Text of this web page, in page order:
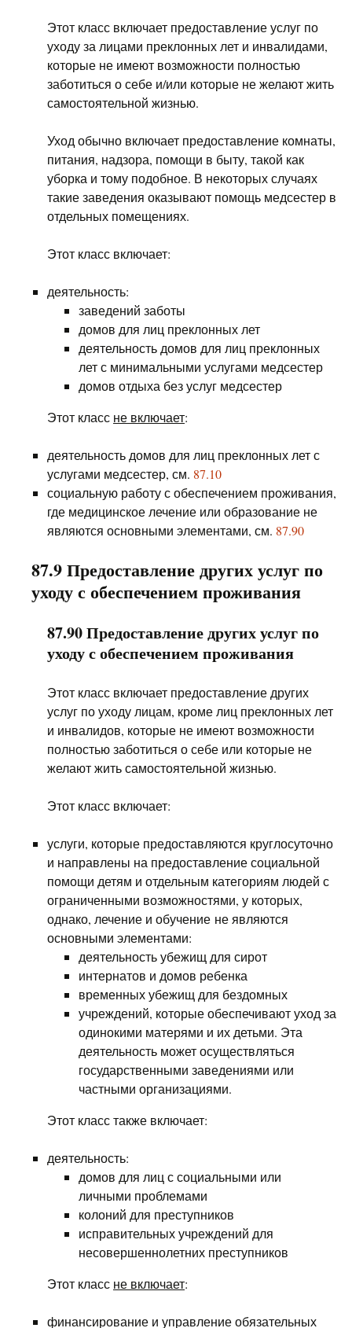
Этот класс включает предоставление услуг по
уходу за лицами преклонных лет и инвалидами,
которые не имеют возможности полностью
заботиться о себе и/или которые не желают жить
самостоятельной жизнью.
Уход обычно включает предоставление комнаты,
питания, надзора, помощи в быту, такой как
уборка и тому подобное. В некоторых случаях
такие заведения оказывают помощь медсестер в
отдельных помещениях.
Этот класс включает:
деятельность:
заведений заботы
домов для лиц преклонных лет
деятельность домов для лиц преклонных
лет с минимальными услугами медсестер
домов отдыха без услуг медсестер
Этот класс не включает:
деятельность домов для лиц преклонных лет с
услугами медсестер, см. 87.10
социальную работу с обеспечением проживания,
где медицинское лечение или образование не
являются основными элементами, см. 87.90
87.9 Предоставление других услуг по
уходу с обеспечением проживания
87.90 Предоставление других услуг по
уходу с обеспечением проживания
Этот класс включает предоставление других
услуг по уходу лицам, кроме лиц преклонных лет
и инвалидов, которые не имеют возможности
полностью заботиться о себе или которые не
желают жить самостоятельной жизнью.
Этот класс включает:
услуги, которые предоставляются круглосуточно
и направлены на предоставление социальной
помощи детям и отдельным категориям людей с
ограниченными возможностями, у которых,
однако, лечение и обучение не являются
основными элементами:
деятельность убежищ для сирот
интернатов и домов ребенка
временных убежищ для бездомных
учреждений, которые обеспечивают уход за
одинокими матерями и их детьми. Эта
деятельность может осуществляться
государственными заведениями или
частными организациями.
Этот класс также включает:
деятельность:
домов для лиц с социальными или
личными проблемами
колоний для преступников
исправительных учреждений для
несовершеннолетних преступников
Этот класс не включает:
финансирование и управление обязательных